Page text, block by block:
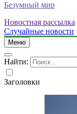
Безумный мир
Новостная рассылка
Случайные новости
Меню
Найти:
Заголовки